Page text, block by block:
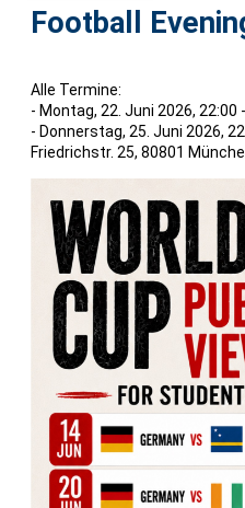
Football
Alle Termine:
- Montag, 22. Juni 2026, 22:00
- Donnerstag, 25. Juni 2026,
Friedrichstr. 25, 80801